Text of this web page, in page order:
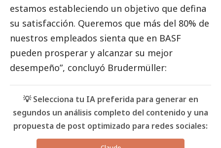
estamos estableciendo un objetivo que defina
su satisfacción. Queremos que más del 80% de
nuestros empleados sienta que en BASF
pueden prosperar y alcanzar su mejor
desempeño”, concluyó Brudermüller:
💡 Selecciona tu IA preferida para generar en
segundos un análisis completo del contenido y una
propuesta de post optimizado para redes sociales: